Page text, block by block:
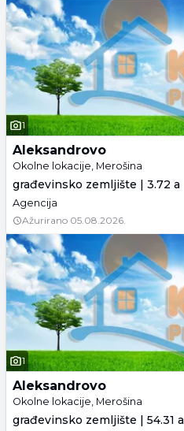
1
Aleksandrovo
Okolne lokacije, Merošina
građevinsko zemljište | 3.72 a
Agencija
Ažurirano 05.08.2026.
1
Aleksandrovo
Okolne lokacije, Merošina
građevinsko zemljište | 54.31 a